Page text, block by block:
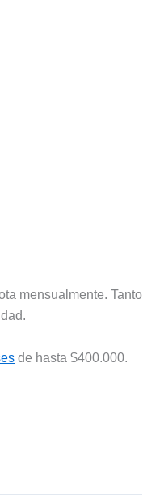
mensualmente. Tanto
de hasta $400.000.